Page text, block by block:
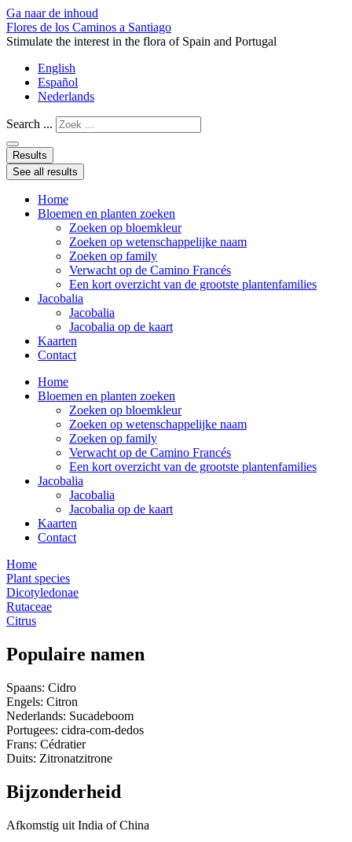
Ga naar de inhoud
Flores de los Caminos a Santiago
Stimulate the interest in the flora of Spain and Portugal
English
Español
Nederlands
Search ...
Results
See all results
Home
Bloemen en planten zoeken
Zoeken op bloemkleur
Zoeken op wetenschappelijke naam
Zoeken op family
Verwacht op de Camino Francés
Een kort overzicht van de grootste plantenfamilies
Jacobalia
Jacobalia
Jacobalia op de kaart
Kaarten
Contact
Home
Bloemen en planten zoeken
Zoeken op bloemkleur
Zoeken op wetenschappelijke naam
Zoeken op family
Verwacht op de Camino Francés
Een kort overzicht van de grootste plantenfamilies
Jacobalia
Jacobalia
Jacobalia op de kaart
Kaarten
Contact
Home
Plant species
Dicotyledonae
Rutaceae
Citrus
Populaire namen
Spaans: Cidro
Engels: Citron
Nederlands: Sucadeboom
Portugees: cidra-com-dedos
Frans: Cédratier
Duits: Zitronatzitrone
Bijzonderheid
Afkomstig uit India of China